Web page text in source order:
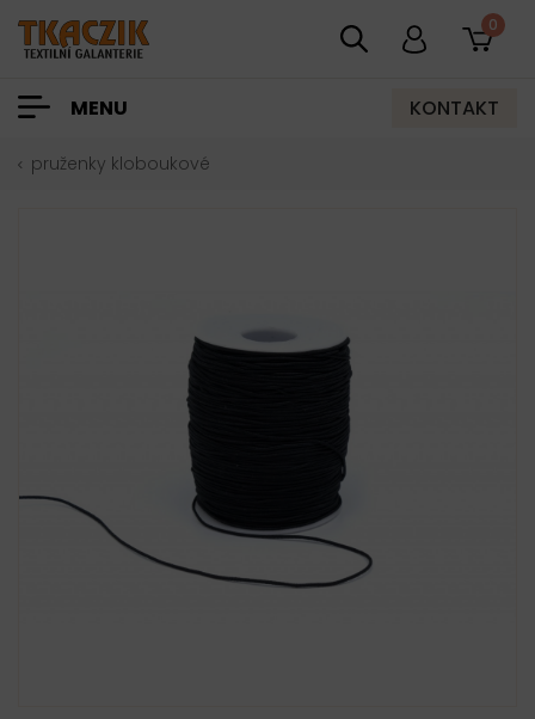
0
MENU KONTAKT
pruženky kloboukové